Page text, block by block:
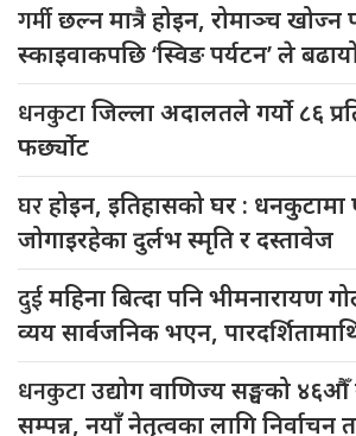
गर्मीछल्न मात्रै होइन, रोमाञ्च खोज्न
स्काइवाकपछि ‘स्विङ पर्यटन’ ले
धनकुटाजिल्ला अदालतले गर्यो ८६
फर्छ्योट
घरहोइन, इतिहासको घर :
जोगाइरहेका दुर्लभ स्मृति र दस्तावेज
दुईमहिना बित्दा पनि भीमनारायण
व्यय सार्वजनिक भएन,
धनकुटाउद्योग वाणिज्य सङ्घको
सम्पन्न, नयाँ नेतृत्वका लागि निर्वाचन